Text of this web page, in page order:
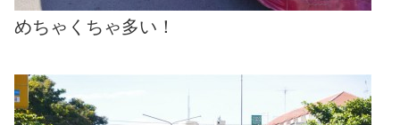
めちゃくちゃ多い！